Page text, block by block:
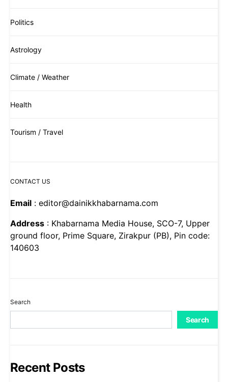
Politics
Astrology
Climate / Weather
Health
Tourism / Travel
CONTACT US
Email : editor@dainikkhabarnama.com
Address : Khabarnama Media House, SCO-7, Upper
ground floor, Prime Square, Zirakpur (PB), Pin code:
140603
Search
Search
Recent Posts